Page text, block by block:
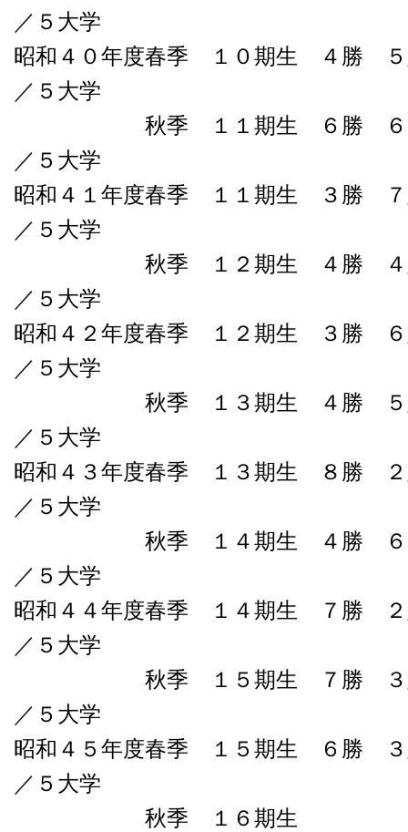
／５大学
昭和４０年度春季 １０期生 ４勝
／５大学
秋季 １１期生 ６勝 ６負
／５大学
昭和４１年度春季 １１期生 ３勝
／５大学
秋季 １２期生 ４勝 ４敗
／５大学
昭和４２年度春季 １２期生 ３勝
／５大学
秋季 １３期生 ４勝 ５敗
／５大学
昭和４３年度春季 １３期生 ８勝
／５大学
秋季 １４期生 ４勝 ６負
／５大学
昭和４４年度春季 １４期生 ７勝
／５大学
秋季 １５期生 ７勝 ３敗
／５大学
昭和４５年度春季 １５期生 ６勝
／５大学
秋季 １６